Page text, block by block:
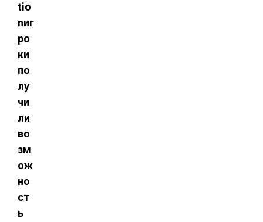
tio
nиг
ро
ки
по
лу
чи
ли
во
зм
ож
но
ст
ь